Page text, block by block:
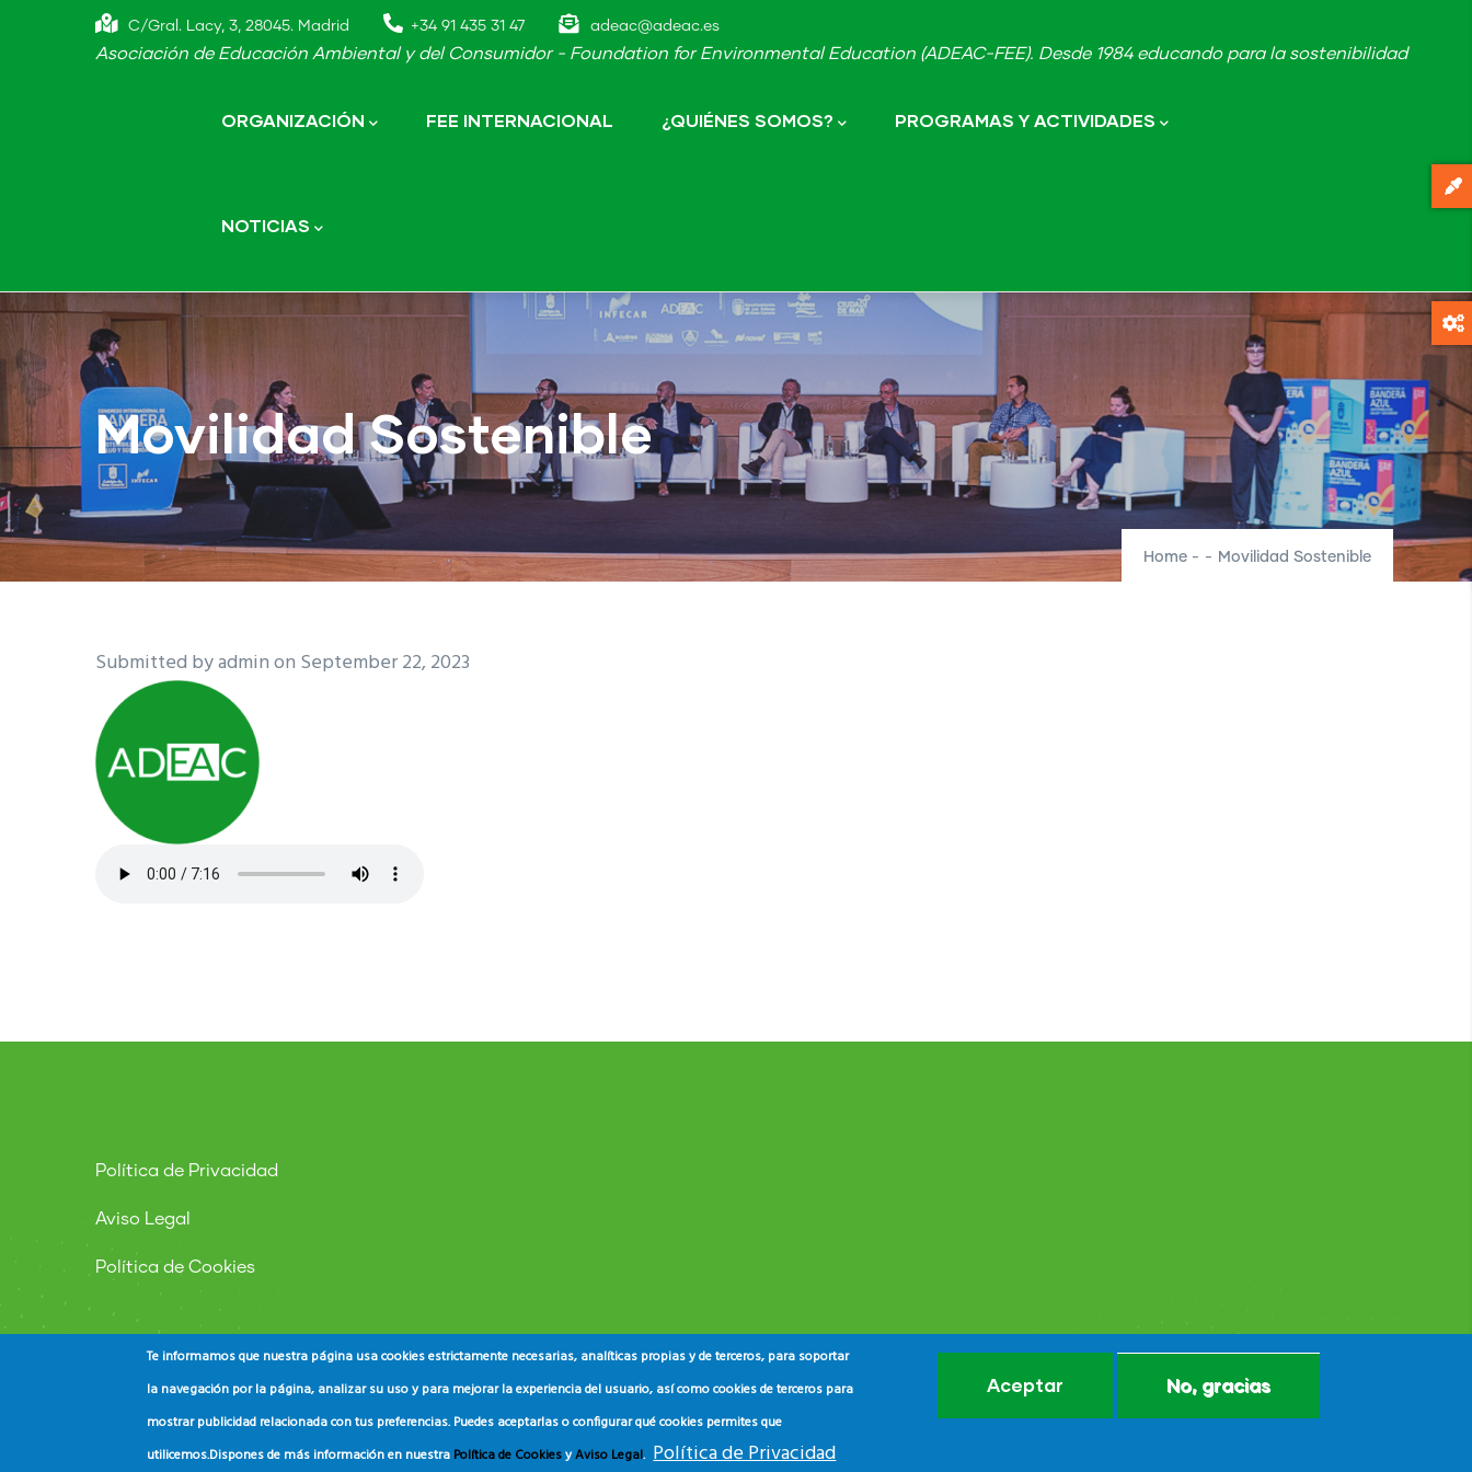
C/Gral. Lacy, 3, 28045. Madrid +34 91 435 31 47 adeac@adeac.es
Asociación de Educación Ambiental y del Consumidor - Foundation for Environmental Education (ADEAC-FEE). Desde 1984 educando para la sostenibilidad
navigation
ORGANIZACIÓN FEE INTERNACIONAL ¿QUIÉNES SOMOS? PROGRAMAS Y ACTIVIDADES
NOTICIAS
Movilidad Sostenible
Home - - Movilidad Sostenible
Submitted byadminon September 22, 2023
Política de Privacidad
Aviso Legal
Política de Cookies
© Copyright ADEAC2023. All Rights Reserved.
Te informamos que nuestra página usa cookies estrictamente necesarias, analíticas propias y de terceros, para soportar
la navegación por la página, analizar su uso y para mejorar la experiencia del usuario, así como cookies de terceros para
mostrar publicidad relacionada con tus preferencias. Puedes aceptarlas o configurar qué cookies permites que
utilicemos.Dispones de más información en nuestra Política de CookiesyAviso Legal. Política de Privacidad
Aceptar No, gracias